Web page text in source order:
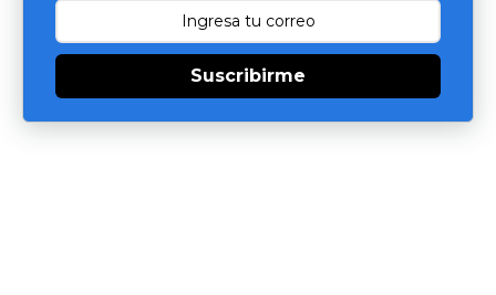
Suscribirme